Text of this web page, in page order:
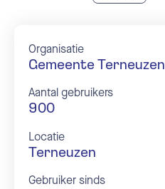
Organisatie
Gemeente Terneuzen
Aantal gebruikers
900
Locatie
Terneuzen
Gebruiker sinds